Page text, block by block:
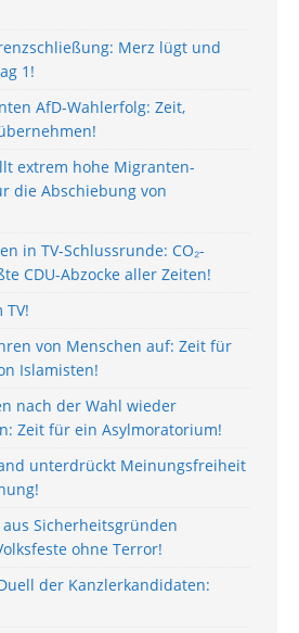
Merz lügt und
1!
AfD-Wahlerfolg: Zeit,
extrem hohe Migranten-
die Abschiebung von
in TV-Schlussrunde: CO₂-
CDU-Abzocke aller Zeiten!
von Menschen auf: Zeit für
Islamisten!
nach der Wahl wieder
Zeit für ein Asylmoratorium!
unterdrückt Meinungsfreiheit
Sicherheitsgründen
ohne Terror!
der Kanzlerkandidaten: